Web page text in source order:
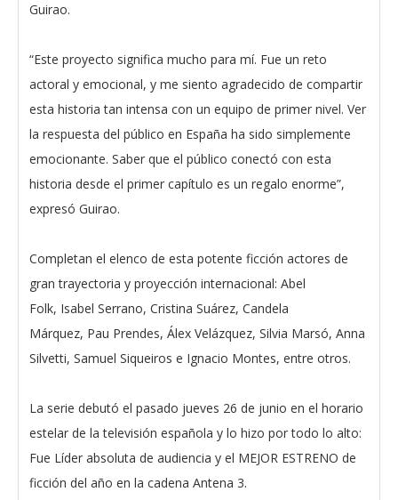
Guirao.
“Este proyecto significa mucho para mí. Fue un reto
actoral y emocional, y me siento agradecido de compartir
esta historia tan intensa con un equipo de primer nivel. Ver
la respuesta del público en España ha sido simplemente
emocionante. Saber que el público conectó con esta
historia desde el primer capítulo es un regalo enorme”,
expresó Guirao.
Completan el elenco de esta potente ficción actores de
gran trayectoria y proyección internacional: Abel
Folk, Isabel Serrano, Cristina Suárez, Candela
Márquez, Pau Prendes, Álex Velázquez, Silvia Marsó, Anna
Silvetti, Samuel Siqueiros e Ignacio Montes, entre otros.
La serie debutó el pasado jueves 26 de junio en el horario
estelar de la televisión española y lo hizo por todo lo alto:
Fue Líder absoluta de audiencia y el MEJOR ESTRENO de
ficción del año en la cadena Antena 3.